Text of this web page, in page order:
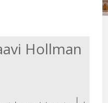
Hollman